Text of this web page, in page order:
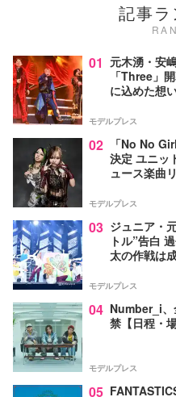
記事
01 元木湧・安
「Three」
に込めた想
モデルプレス
02
「No No
決定 ユニッ
ュース楽曲
モデルプレス
03 ジュニア・
トル”告白
太の作戦は
モデルプレス
04 Number_i、
禁【日程・
モデルプレス
05